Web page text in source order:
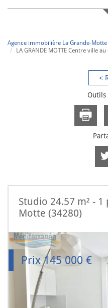
Agence immobilière La Grande-Motte
LA GRANDE MOTTE Centre ville
<
Outils
Studio 24.57 m² -
Motte (34280)
Prix 145 000 €